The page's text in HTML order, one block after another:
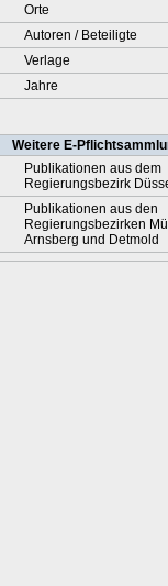
Orte
Autoren / Beteiligte
Verlage
Jahre
Weitere E-
Publikationen aus dem
Regierungsbezirk
Publikationen aus den
Regierungsbezirken
Arnsberg und Detmold